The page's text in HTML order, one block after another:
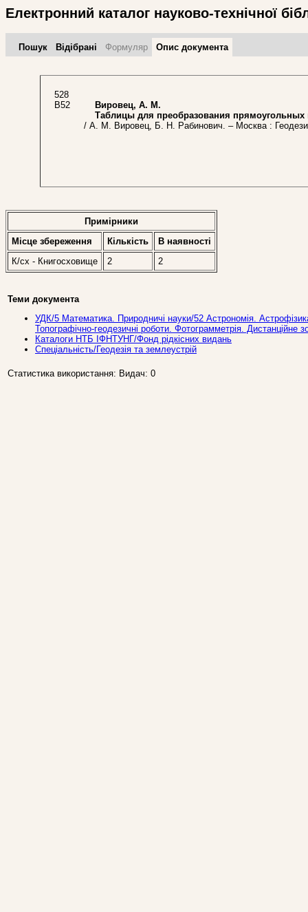
Електронний каталог науково-технічної
Пошук Відібрані Формуляр Опис документа
528
В52
Вировец, А. М.
Таблицы для преобразования прямоугольных
/ А. М. Вировец, Б. Н. Рабинович. – Москва :
Примірники
Місце збереження
Кількість
В наявностi
К/сх - Книгосховище
2 2
Теми документа
УДК/5 Математика. Природничi науки/52 Астрономiя.
Топографічно-геодезичні роботи. Фотограмметрія. Дистанційне
Каталоги НТБ ІФНТУНГ/Фонд рідкісних видань
Спеціальність/Геодезія та землеустрій
Статистика використання: Видач: 0